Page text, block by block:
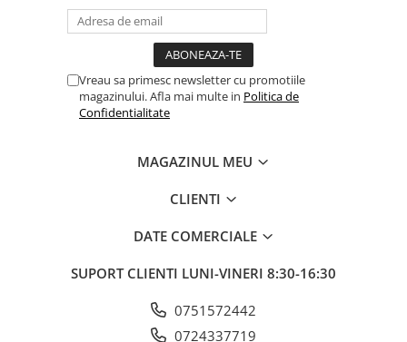
Plastilină
Tempera și Guașe
Vreau sa primesc newsletter cu promotiile
magazinului. Afla mai multe in Politica de
Confidentialitate
MAGAZINUL MEU
CLIENTI
DATE COMERCIALE
SUPORT CLIENTI LUNI-VINERI 8:30-16:30
0751572442
0724337719